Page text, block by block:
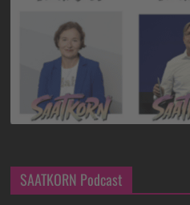
SAATKORN Podcast